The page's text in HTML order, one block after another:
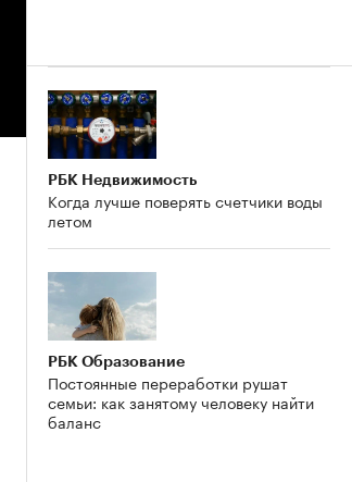
РБК Недвижимость
Когда лучше поверять счетчики воды
летом
РБК Образование
Постоянные переработки рушат
семьи: как занятому человеку найти
баланс